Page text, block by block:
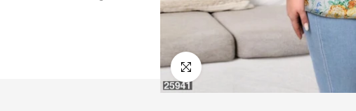
انقر للتكبير